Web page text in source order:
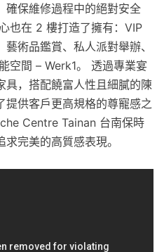
確保維修過程中的絕對安全
也在 2 樓打造了擁有：VIP
術品鑑賞、私人派對舉辦、
空間 – Werk1。 透過專業宴
具，搭配饒富人性且細膩的陳
供客戶更高規格的尊寵感之
Centre Tainan 台南保時
完美的高質感表現。